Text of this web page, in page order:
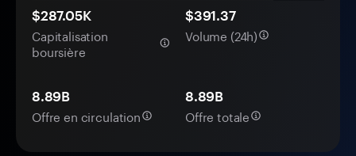
$287.05K
Capitalisation
boursière
$391.37
Volume (24h)
8.89B
Offre en circulation
8.89B
Offre totale